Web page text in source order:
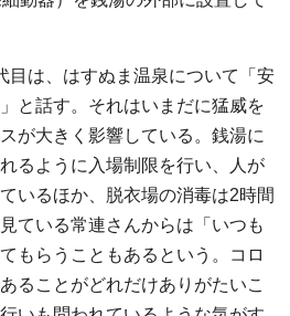
目は、はすぬま温泉について「安
と話す。それはいまだに猛威を
が大きく影響している。銭湯に
るように入場制限を行い、人が
いるほか、脱衣場の消毒は2時間
ている常連さんからは「いつも
もらうこともあるという。コロ
ることがどれだけありがたいこ